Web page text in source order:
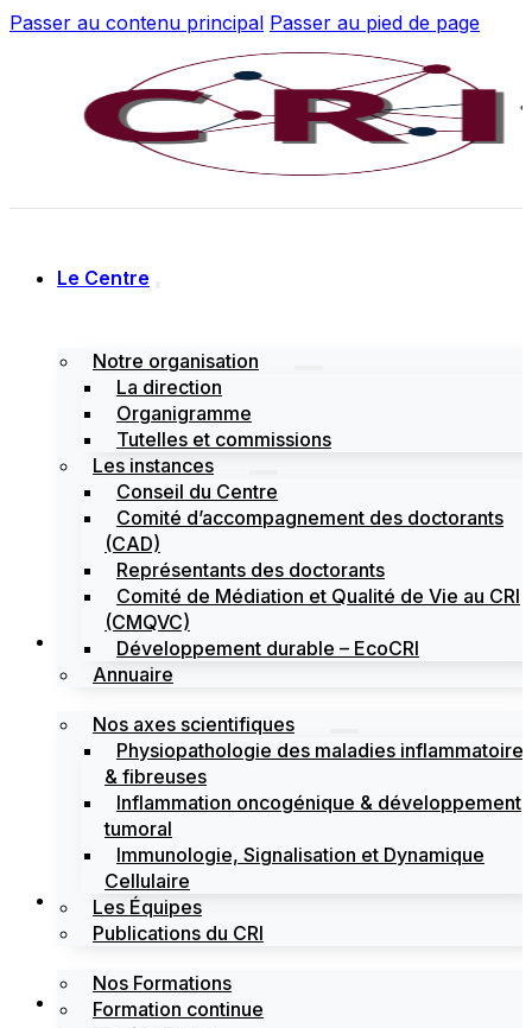
Passer au contenu principal Passer au pied de page
Le Centre
Notre organisation
La direction
Organigramme
Tutelles et commissions
Les instances
Conseil du Centre
Comité d’accompagnement des doctorants
(CAD)
Représentants des doctorants
Comité de Médiation et Qualité de Vie au CRI
(CMQVC)
Développement durable – EcoCRI
Annuaire
Recherche
Nos axes scientifiques
Physiopathologie des maladies inflammatoires
& fibreuses
Inflammation oncogénique & développement
tumoral
Immunologie, Signalisation et Dynamique
Cellulaire
Les Équipes
Publications du CRI
Formations
Nos Formations
Formation continue
Labels